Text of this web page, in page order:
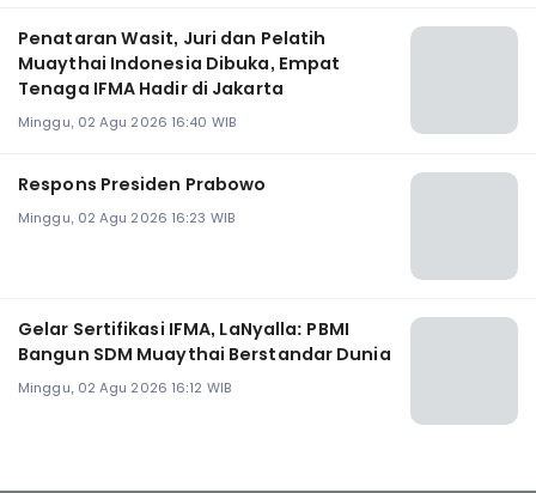
Penataran Wasit, Juri dan Pelatih
Muaythai Indonesia Dibuka, Empat
Tenaga IFMA Hadir di Jakarta
Minggu, 02 Agu 2026 16:40 WIB
Respons Presiden Prabowo
Minggu, 02 Agu 2026 16:23 WIB
Gelar Sertifikasi IFMA, LaNyalla: PBMI
Bangun SDM Muaythai Berstandar Dunia
Minggu, 02 Agu 2026 16:12 WIB